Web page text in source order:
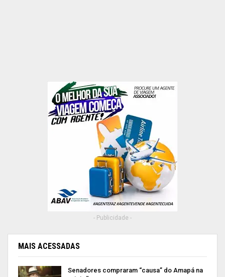
- Publicidade -
MAIS ACESSADAS
Senadores compraram “causa” do Amapá na